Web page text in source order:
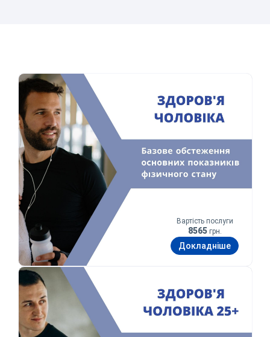
Здоров’я чоловіка
Вартість послуги
8565 грн.
Докладніше
Здоров’я чоловіка 25+